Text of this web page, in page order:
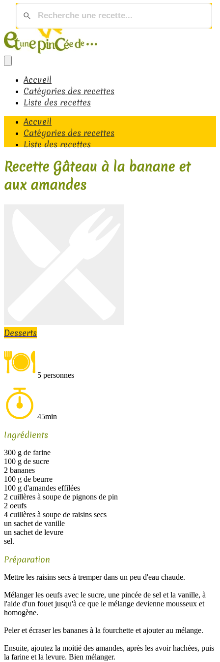
Accueil
Catégories des recettes
Liste des recettes
Accueil
Catégories des recettes
Liste des recettes
Recette Gâteau à la banane et
aux amandes
Desserts
5 personnes
45min
Ingrédients
300 g de farine
100 g de sucre
2 bananes
100 g de beurre
100 g d'amandes effilées
2 cuillères à soupe de pignons de pin
2 oeufs
4 cuillères à soupe de raisins secs
un sachet de vanille
un sachet de levure
sel.
Préparation
Mettre les raisins secs à tremper dans un peu d'eau chaude.
Mélanger les oeufs avec le sucre, une pincée de sel et la vanille, à
l'aide d'un fouet jusqu'à ce que le mélange devienne mousseux et
homogène.
Peler et écraser les bananes à la fourchette et ajouter au mélange.
Ensuite, ajoutez la moitié des amandes, après les avoir hachées, puis
la farine et la levure. Bien mélanger.